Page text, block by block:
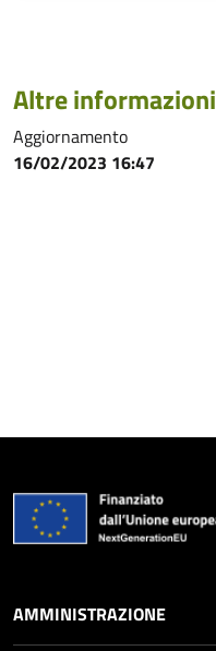
Altre informazioni
Aggiornamento
16/02/2023 16:47
AMMINISTRAZIONE